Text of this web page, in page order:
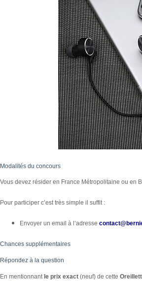
Modalités du concours
Vous devez résider en France Métropolitaine ou en
Pour participer c’est très simple il suffit :
Envoyer un email à l’adresse
Chances supplémentaires
Répondez à la question
En mentionnant le prix exact (neuf) de cette